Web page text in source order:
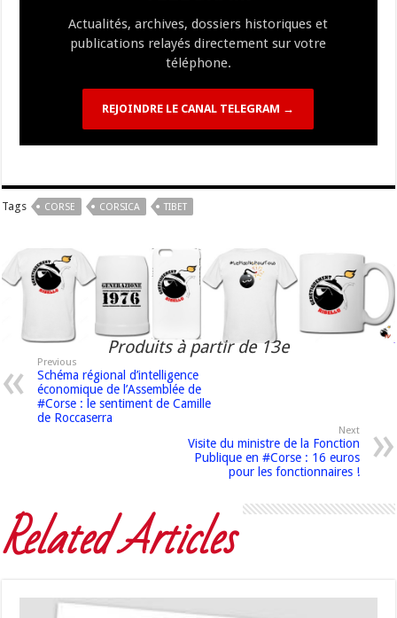
Actualités, archives, dossiers historiques et
publications relayés directement sur votre
téléphone.
REJOINDRE LE CANAL TELEGRAM →
Tags CORSE CORSICA TIBET
Produits à partir de 13e
Previous
Schéma régional d’intelligence
économique de l’Assemblée de
#Corse : le sentiment de Camille
de Roccaserra
Next
Visite du ministre de la Fonction
Publique en #Corse : 16 euros
pour les fonctionnaires !
Related Articles